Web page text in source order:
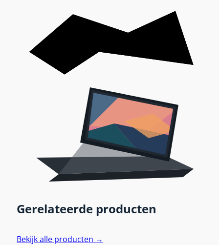
Gerelateerde producten
Bekijk alle producten →